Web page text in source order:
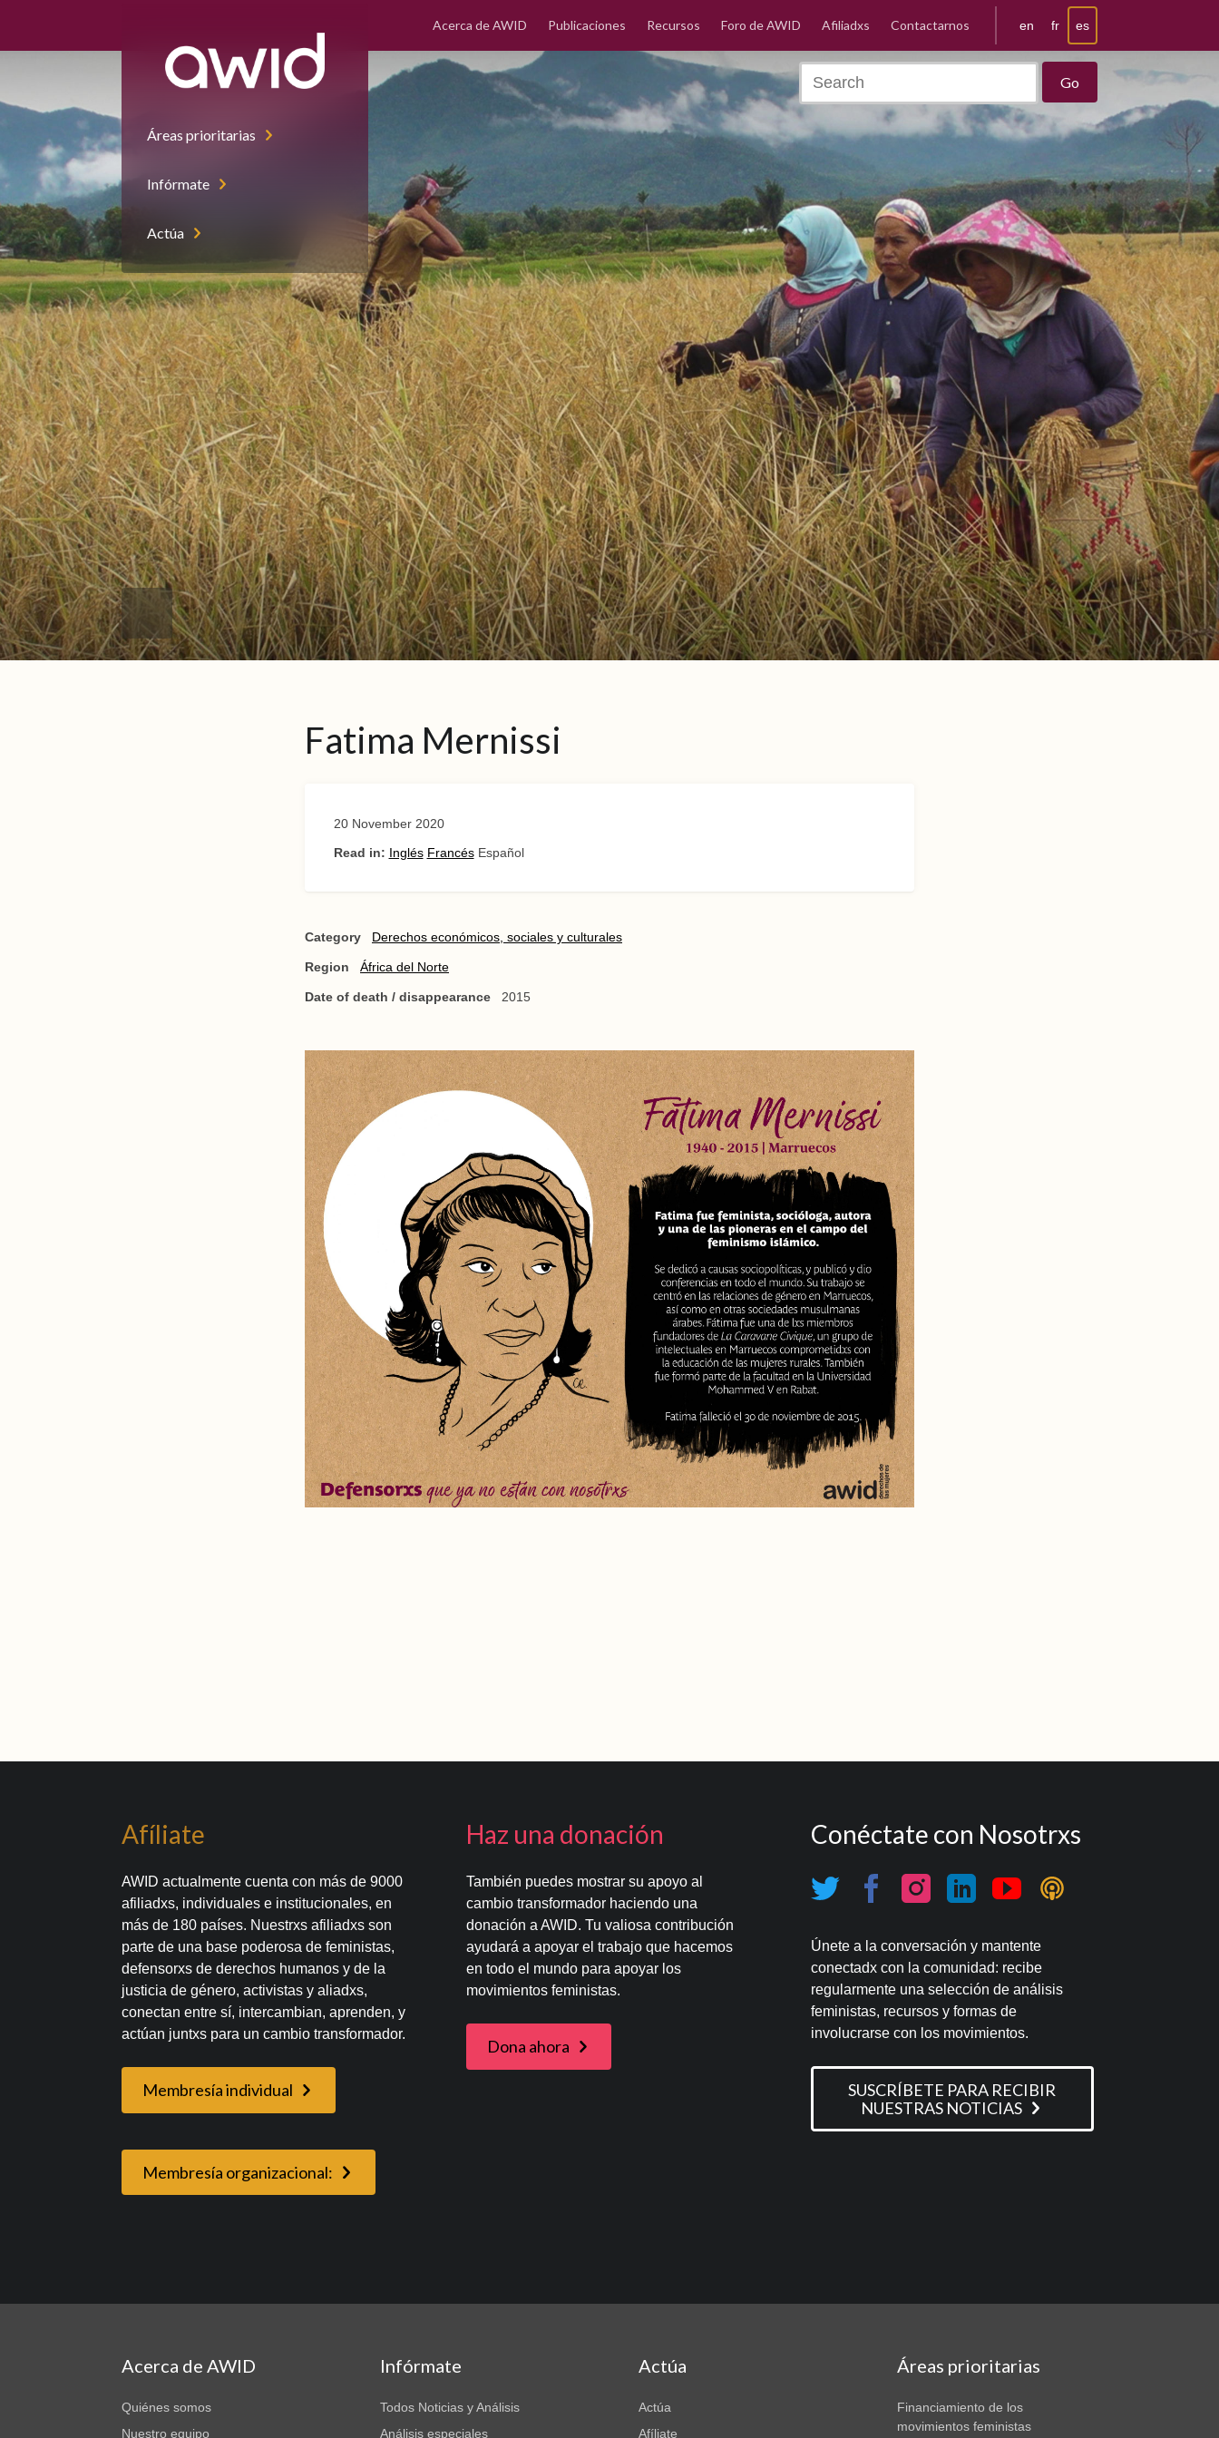
Áreas prioritarias
Infórmate
Actúa
en fr es
Acerca de AWID Publicaciones Recursos Foro de AWID Afiliadxs Contactarnos
Fatima Mernissi
20 November 2020
Read in: Inglés Francés Español
Category Derechos económicos, sociales y culturales
Region África del Norte
Date of death / disappearance 2015
Afíliate
AWID actualmente cuenta con más de 9000
afiliadxs, individuales e institucionales, en
más de 180 países. Nuestrxs afiliadxs son
parte de una base poderosa de feministas,
defensorxs de derechos humanos y de la
justicia de género, activistas y aliadxs,
conectan entre sí, intercambian, aprenden, y
actúan juntxs para un cambio transformador.
Membresía individual
Membresía organizacional:
Haz una donación
También puedes mostrar su apoyo al
cambio transformador haciendo una
donación a AWID. Tu valiosa contribución
ayudará a apoyar el trabajo que hacemos
en todo el mundo para apoyar los
movimientos feministas.
Dona ahora
Conéctate con Nosotrxs
Únete a la conversación y mantente
conectadx con la comunidad: recibe
regularmente una selección de análisis
feministas, recursos y formas de
involucrarse con los movimientos.
SUSCRÍBETE PARA RECIBIR
NUESTRAS NOTICIAS
Acerca de AWID
Quiénes somos
Nuestro equipo
Infórmate
Todos Noticias y Análisis
Análisis especiales
Actúa
Actúa
Afíliate
Áreas prioritarias
Financiamiento de los
movimientos feministas